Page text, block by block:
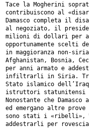
Tace la Mogherini
contribuiscono al
Damasco completa il
al negoziato, il
milioni di dollari per
opportunamente scelti
in maggioranza non-
Afghanistan, Bosnia,
per anni armato e
infiltrarli in Siria.
Stato islamico
istruttori statunitensi
Nonostante che
ed emergano altre prove
sono stati i «ribelli»,
addestrarli per